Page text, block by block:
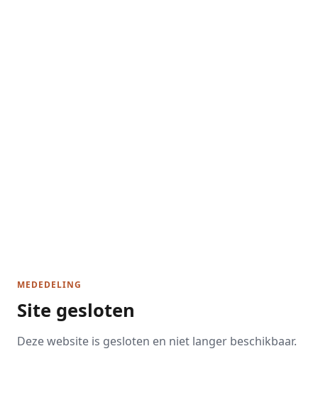
MEDEDELING
Site gesloten
Deze website is gesloten en niet langer beschikbaar.